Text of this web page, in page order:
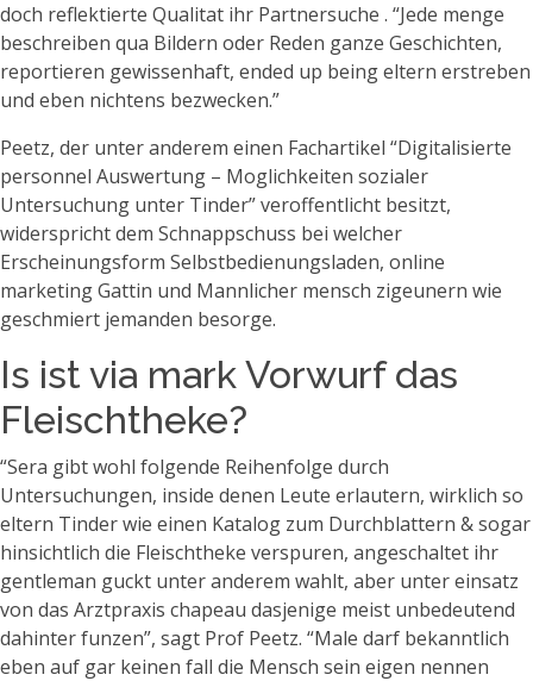
doch reflektierte Qualitat ihr Partnersuche . “Jede menge
beschreiben qua Bildern oder Reden ganze Geschichten,
reportieren gewissenhaft, ended up being eltern erstreben
und eben nichtens bezwecken.”
Peetz, der unter anderem einen Fachartikel “Digitalisierte
personnel Auswertung – Moglichkeiten sozialer
Untersuchung unter Tinder” veroffentlicht besitzt,
widerspricht dem Schnappschuss bei welcher
Erscheinungsform Selbstbedienungsladen, online
marketing Gattin und Mannlicher mensch zigeunern wie
geschmiert jemanden besorge.
Is ist via mark Vorwurf das
Fleischtheke?
“Sera gibt wohl folgende Reihenfolge durch
Untersuchungen, inside denen Leute erlautern, wirklich so
eltern Tinder wie einen Katalog zum Durchblattern & sogar
hinsichtlich die Fleischtheke verspuren, angeschaltet ihr
gentleman guckt unter anderem wahlt, aber unter einsatz
von das Arztpraxis chapeau dasjenige meist unbedeutend
dahinter funzen”, sagt Prof Peetz. “Male darf bekanntlich
eben auf gar keinen fall die Mensch sein eigen nennen